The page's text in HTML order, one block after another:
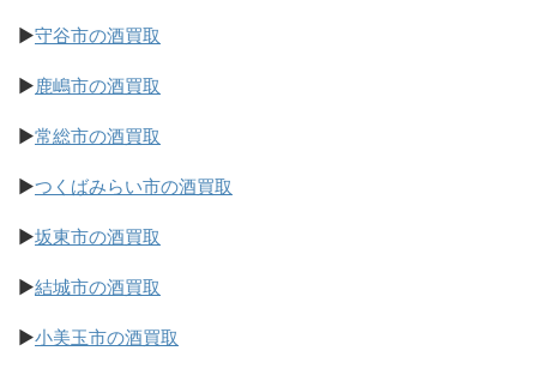
▶守谷市の酒買取
▶鹿嶋市の酒買取
▶常総市の酒買取
▶つくばみらい市の酒買取
▶坂東市の酒買取
▶結城市の酒買取
▶小美玉市の酒買取